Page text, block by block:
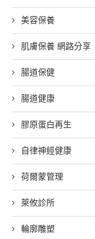
美容保養
肌膚保養 網路分享
腸道保健
腸道健康
膠原蛋白再生
自律神經健康
荷爾蒙管理
萊攸診所
輪廓雕塑